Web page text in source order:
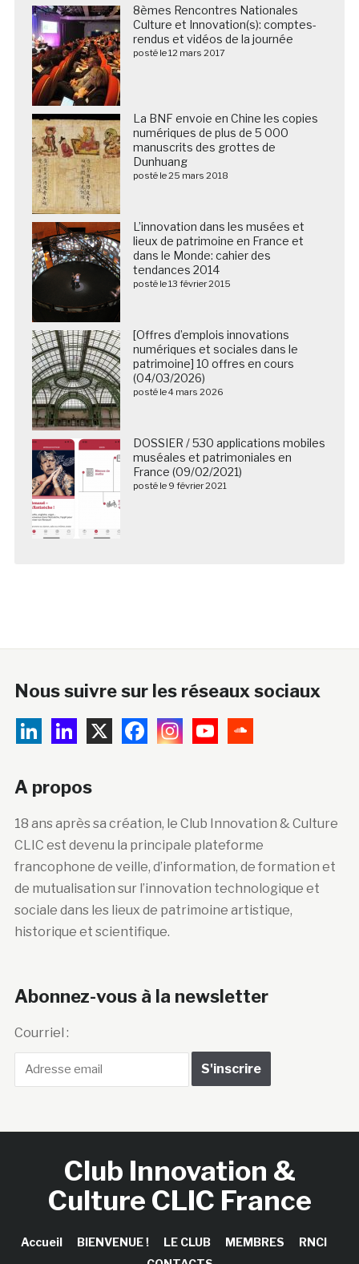
8èmes Rencontres Nationales
Culture et Innovation(s): comptes-
rendus et vidéos de la journée
posté le 12 mars 2017
La BNF envoie en Chine les copies
numériques de plus de 5 000
manuscrits des grottes de
Dunhuang
posté le 25 mars 2018
L’innovation dans les musées et
lieux de patrimoine en France et
dans le Monde: cahier des
tendances 2014
posté le 13 février 2015
[Offres d’emplois innovations
numériques et sociales dans le
patrimoine] 10 offres en cours
(04/03/2026)
posté le 4 mars 2026
DOSSIER / 530 applications mobiles
muséales et patrimoniales en
France (09/02/2021)
posté le 9 février 2021
Nous suivre sur les réseaux sociaux
A propos
18 ans après sa création, le Club Innovation & Culture
CLIC est devenu la principale plateforme
francophone de veille, d’information, de formation et
de mutualisation sur l’innovation technologique et
sociale dans les lieux de patrimoine artistique,
historique et scientifique.
Abonnez-vous à la newsletter
Courriel :
Club Innovation &
Culture CLIC France
Accueil BIENVENUE ! LE CLUB MEMBRES
RNCI